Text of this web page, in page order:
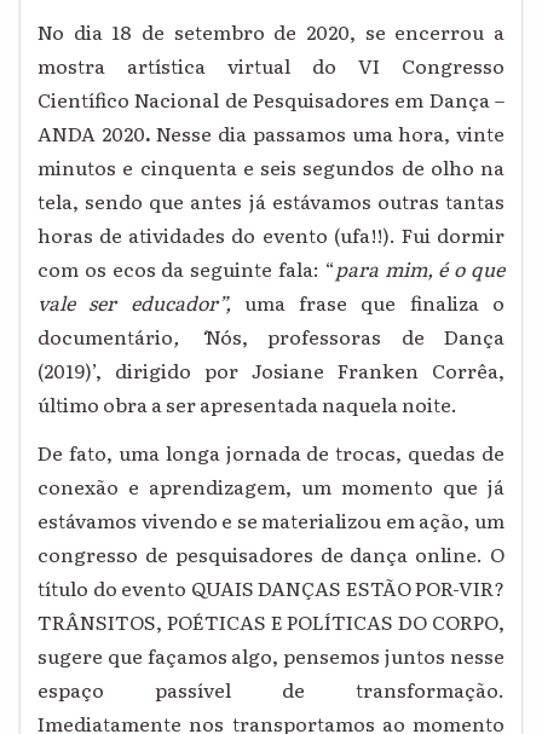
No dia 18 de setembro de 2020, se encerrou a
mostra artística virtual do VI Congresso
Científico Nacional de Pesquisadores em Dança –
ANDA 2020.Nesse dia passamos uma hora, vinte
minutos e cinquenta e seis segundos de olho na
tela, sendo que antes já estávamos outras tantas
horas de atividades do evento (ufa!!). Fui dormir
com os ecos da seguinte fala: “para mim, é o que
vale ser educador”, uma frase que finaliza o
documentário, ‘Nós, professoras de Dança
(2019)’, dirigido por Josiane Franken Corrêa,
último obra a ser apresentada naquela noite.
De fato, uma longa jornada de trocas, quedas de
conexão e aprendizagem, um momento que já
estávamos vivendo e se materializou em ação, um
congresso de pesquisadores de dança online. O
título do evento QUAIS DANÇAS ESTÃO POR-VIR?
TRÂNSITOS, POÉTICAS E POLÍTICAS DO CORPO,
sugere que façamos algo, pensemos juntos nesse
espaço passível de transformação.
Imediatamente nos transportamos ao momento